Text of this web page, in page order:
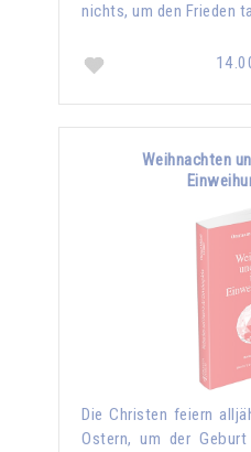
nichts, um den Frieden
Weihnachten
Die Christen feiern
Ostern, um der